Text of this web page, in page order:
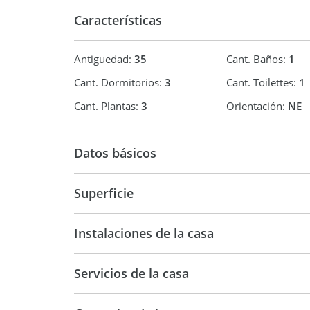
monto máximo de comisión que se le puede
cuatro con quince centésimos por ciento
Las medidas, superficies y expensas
al solo efecto orientativo. Las definitivas
parcelario.
Ley 5115 Inmueble no accesible para personas
Características
Antiguedad: 35 Cant. Baños: 1
Cant. Dormitorios: 3 Cant. Toilettes: 1
Cant. Plantas: 3 Orientación: NE
Datos básicos
Superficie
Instalaciones de la casa
Servicios de la casa